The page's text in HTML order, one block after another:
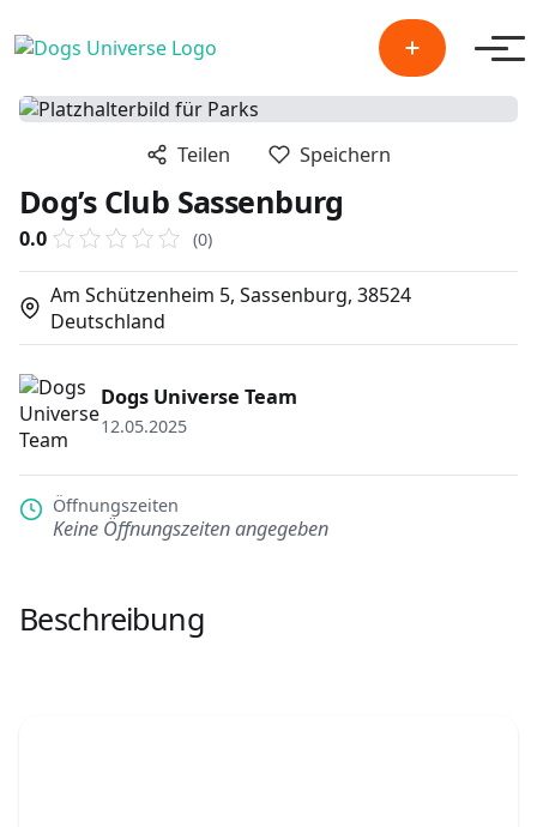
Teilen Speichern
Dog’s Club Sassenburg
0.0 (0)
Am Schützenheim 5, Sassenburg, 38524
Deutschland
Dogs Universe Team
12.05.2025
Öffnungszeiten
Keine Öffnungszeiten angegeben
Beschreibung